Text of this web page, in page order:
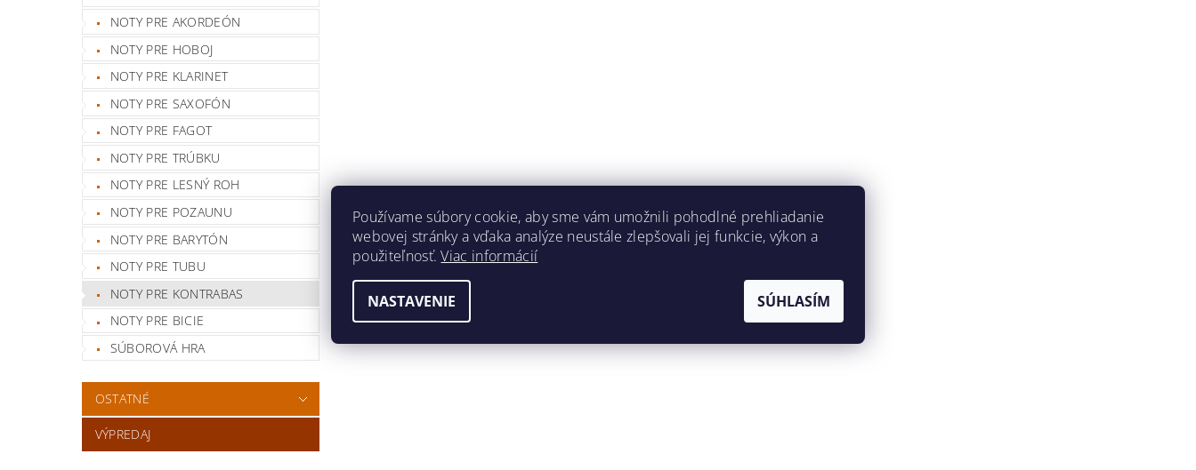
NOTY PRE AKORDEÓN
NOTY PRE HOBOJ
NOTY PRE KLARINET
NOTY PRE SAXOFÓN
NOTY PRE FAGOT
NOTY PRE TRÚBKU
NOTY PRE LESNÝ ROH
NOTY PRE POZAUNU
NOTY PRE BARYTÓN
NOTY PRE TUBU
NOTY PRE KONTRABAS
NOTY PRE BICIE
SÚBOROVÁ HRA
OSTATNÉ
VÝPREDAJ
Používame súbory cookie, aby sme vám umožnili pohodlné prehliadanie
webovej stránky a vďaka analýze neustále zlepšovali jej funkcie, výkon a
použiteľnosť.Viac informácií
NASTAVENIE SÚHLASÍM